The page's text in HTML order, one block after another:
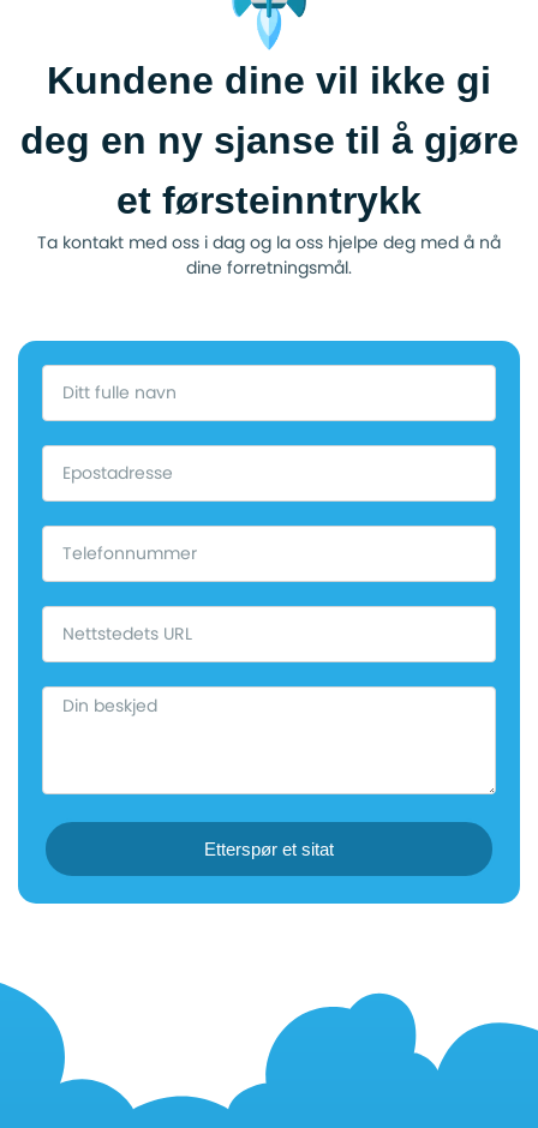
Kundene dine vil ikke gi
deg en ny sjanse til å gjøre
et førsteinntrykk
Ta kontakt med oss i dag og la oss hjelpe deg med å nå
dine forretningsmål.
Etterspør et sitat